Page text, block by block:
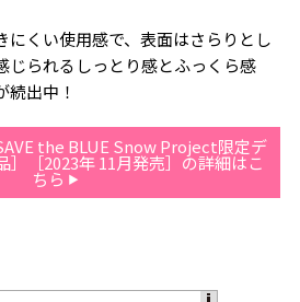
にくい使用感で、表面はさらりとし
じられるしっとり感とふっくら感
続出中！
the BLUE Snow Project限定デ
］［2023年 11月発売］の詳細はこ
ちら